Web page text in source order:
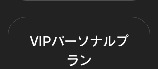
パーソナルトレーニング
25％OFF
VIPパーソナルプ
ラン